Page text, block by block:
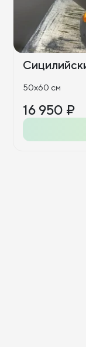
50x60 см
16 950 ₽